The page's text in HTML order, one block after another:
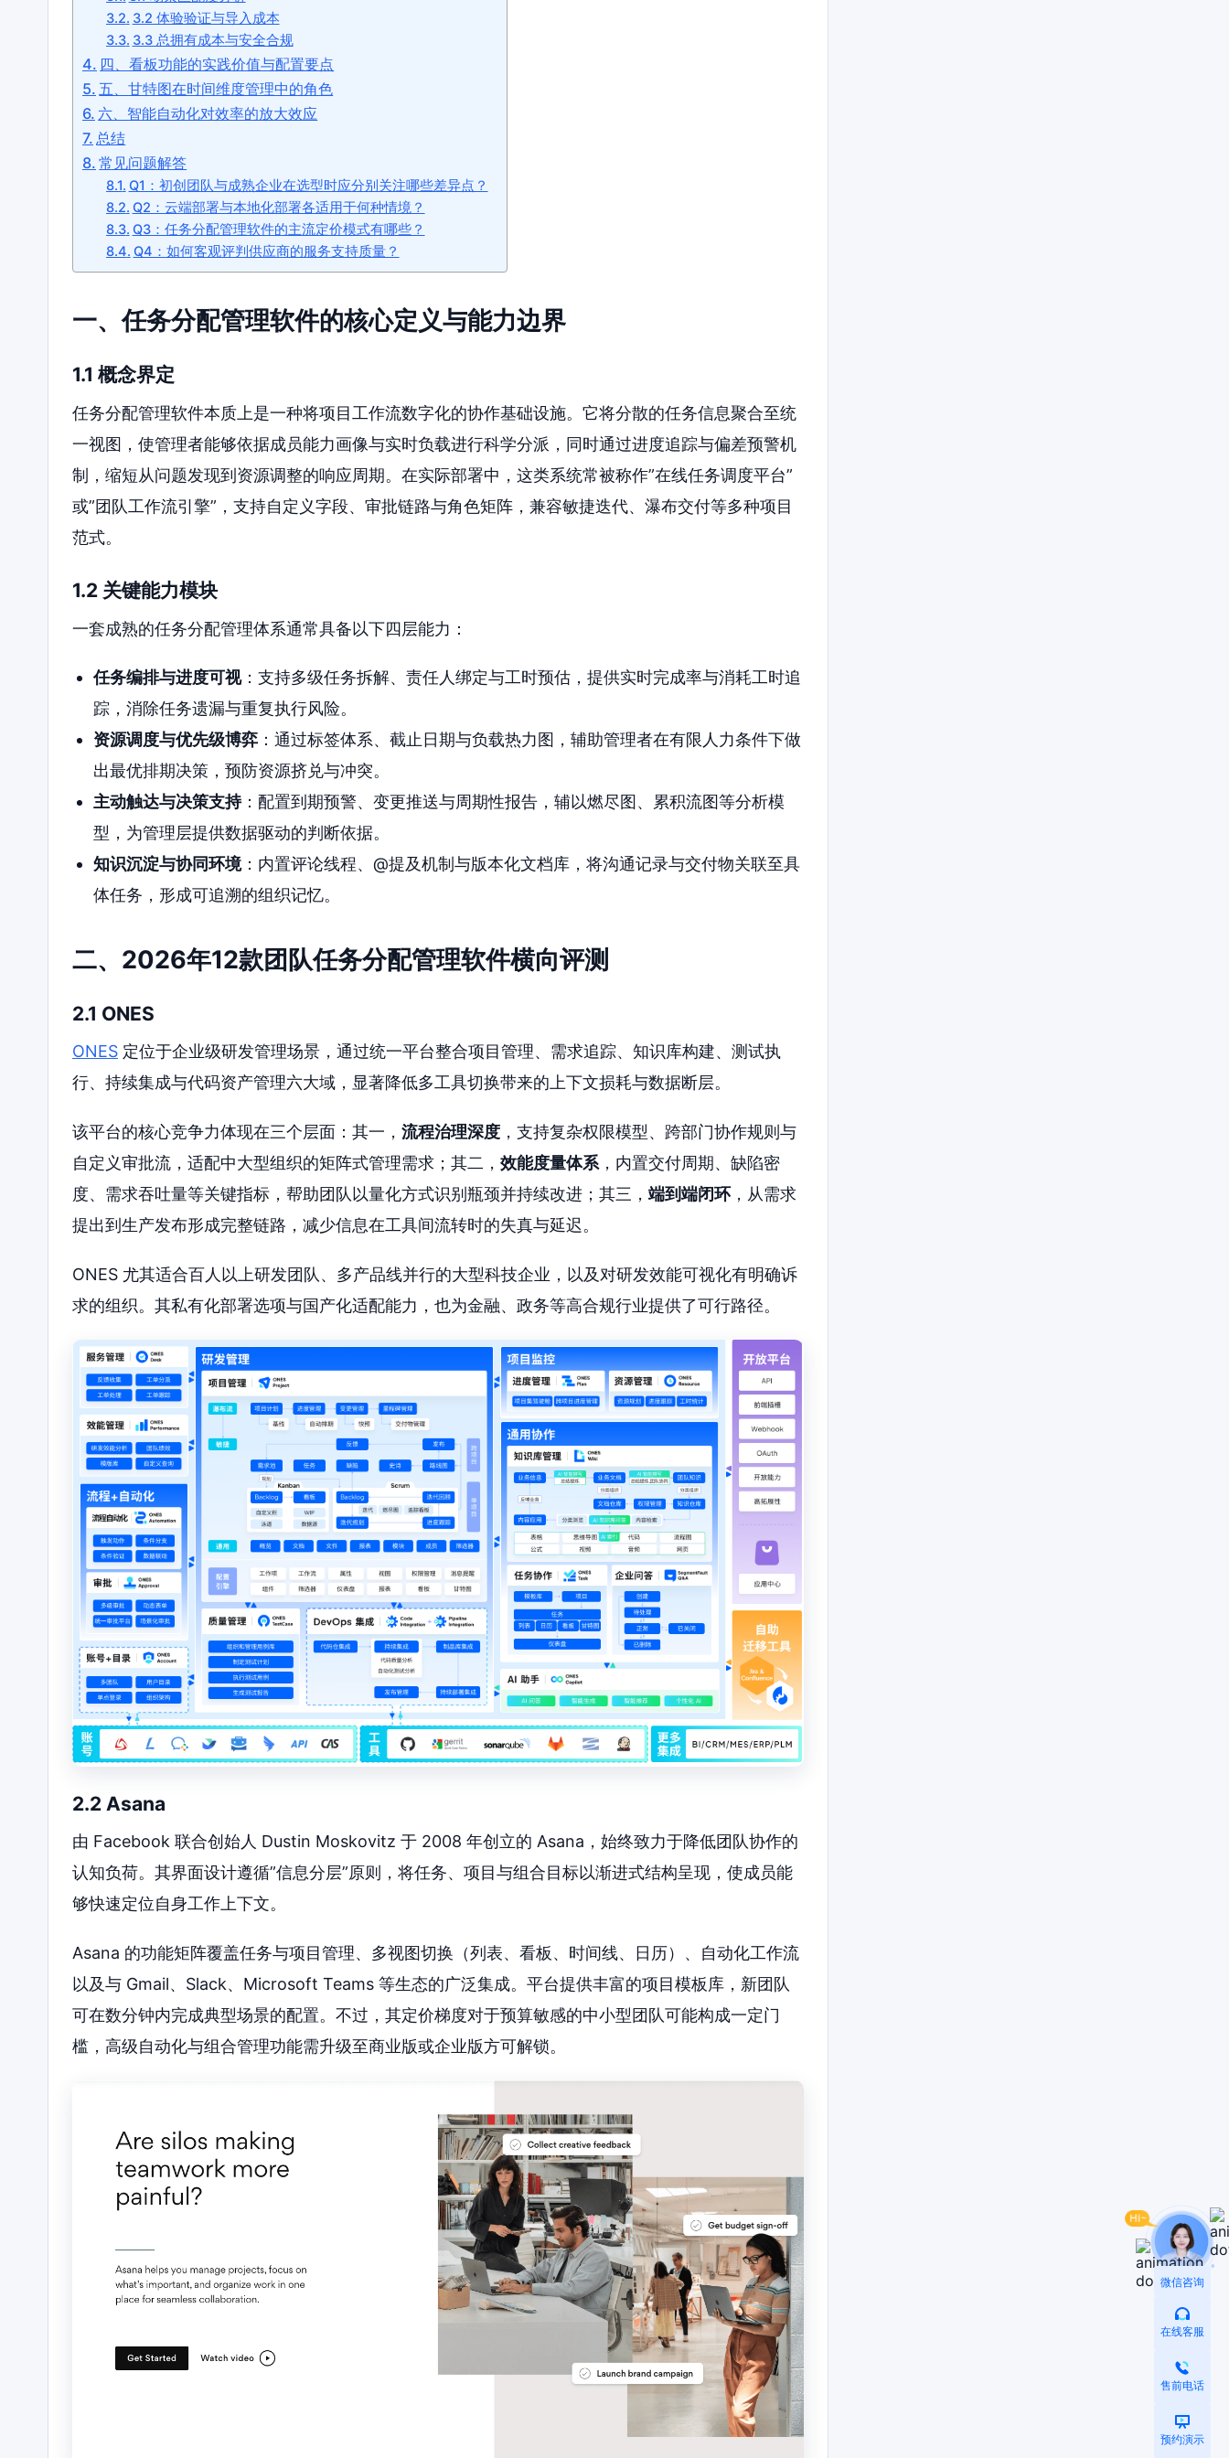
3.2 体验验证与导入成本
3.3 总拥有成本与安全合规
四、看板功能的实践价值与配置要点
五、甘特图在时间维度管理中的角色
六、智能自动化对效率的放大效应
总结
常见问题解答
Q1：初创团队与成熟企业在选型时应分别关注哪些差异点？
Q2：云端部署与本地化部署各适用于何种情境？
Q3：任务分配管理软件的主流定价模式有哪些？
Q4：如何客观评判供应商的服务支持质量？
一、任务分配管理软件的核心定义与能力边界
1.1 概念界定
任务分配管理软件本质上是一种将项目工作流数字化的协作基础设施。它将分散的任务信息聚合至统
一视图，使管理者能够依据成员能力画像与实时负载进行科学分派，同时通过进度追踪与偏差预警机
制，缩短从问题发现到资源调整的响应周期。在实际部署中，这类系统常被称作”在线任务调度平台”
或”团队工作流引擎”，支持自定义字段、审批链路与角色矩阵，兼容敏捷迭代、瀑布交付等多种项目
范式。
1.2 关键能力模块
一套成熟的任务分配管理体系通常具备以下四层能力：
任务编排与进度可视：支持多级任务拆解、责任人绑定与工时预估，提供实时完成率与消耗工时追
踪，消除任务遗漏与重复执行风险。
资源调度与优先级博弈：通过标签体系、截止日期与负载热力图，辅助管理者在有限人力条件下做
出最优排期决策，预防资源挤兑与冲突。
主动触达与决策支持：配置到期预警、变更推送与周期性报告，辅以燃尽图、累积流图等分析模
型，为管理层提供数据驱动的判断依据。
知识沉淀与协同环境：内置评论线程、@提及机制与版本化文档库，将沟通记录与交付物关联至具
体任务，形成可追溯的组织记忆。
二、2026年12款团队任务分配管理软件横向评测
2.1 ONES
ONES 定位于企业级研发管理场景，通过统一平台整合项目管理、需求追踪、知识库构建、测试执
行、持续集成与代码资产管理六大域，显著降低多工具切换带来的上下文损耗与数据断层。
该平台的核心竞争力体现在三个层面：其一， 流程治理深度 ，支持复杂权限模型、跨部门协作规则与
自定义审批流，适配中大型组织的矩阵式管理需求；其二， 效能度量体系，内置交付周期、缺陷密
度、需求吞吐量等关键指标，帮助团队以量化方式识别瓶颈并持续改进；其三， 端到端闭环，从需求
提出到生产发布形成完整链路，减少信息在工具间流转时的失真与延迟。
ONES 尤其适合百人以上研发团队、多产品线并行的大型科技企业，以及对研发效能可视化有明确诉
求的组织。其私有化部署选项与国产化适配能力，也为金融、政务等高合规行业提供了可行路径。
2.2 Asana
由 Facebook 联合创始人 Dustin Moskovitz 于 2008 年创立的 Asana，始终致力于降低团队协作的
认知负荷。其界面设计遵循”信息分层”原则，将任务、项目与组合目标以渐进式结构呈现，使成员能
够快速定位自身工作上下文。
Asana 的功能矩阵覆盖任务与项目管理、多视图切换（列表、看板、时间线、日历）、自动化工作流
以及与 Gmail、Slack、Microsoft Teams 等生态的广泛集成。平台提供丰富的项目模板库，新团队
可在数分钟内完成典型场景的配置。不过，其定价梯度对于预算敏感的中小型团队可能构成一定门
槛，高级自动化与组合管理功能需升级至商业版或企业版方可解锁。
微信咨询
在线客服
售前电话
预约演示